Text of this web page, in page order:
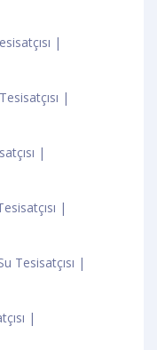
|
|
|
|
Tesisatçısı |
|